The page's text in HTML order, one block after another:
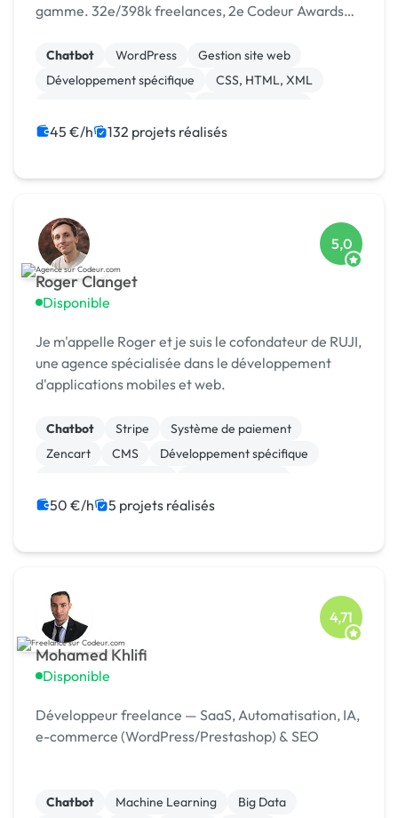
gamme. 32e/398k freelances, 2e Codeur Awards
Chatbot WordPress
Gestion site web
Développement spécifique
CSS, HTML, XML
Admin système, sécurité
JavaScript
45 €/h 132 projets réalisés
Roger Clanget
Disponible
5,0
Je m'appelle Roger et je suis le cofondateur de RUJI,
une agence spécialisée dans le développement
d'applications mobiles et web.
Chatbot Stripe
Système de paiement
Zencart
CMS
Développement spécifique
Landing page
Migration ou refonte de site
50 €/h 5 projets réalisés
Mohamed Khlifi
Disponible
4,71
Développeur freelance — SaaS, Automatisation, IA,
e-commerce (WordPress/Prestashop) & SEO
Chatbot Machine Learning
Big Data